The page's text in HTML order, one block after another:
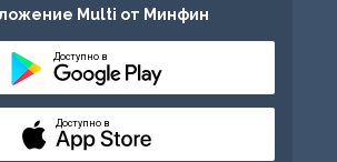
Multi от Минфин
Доступно в
Доступно в